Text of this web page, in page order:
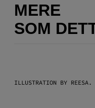
MERE
SOM
ILLUSTRATION BY REESA.